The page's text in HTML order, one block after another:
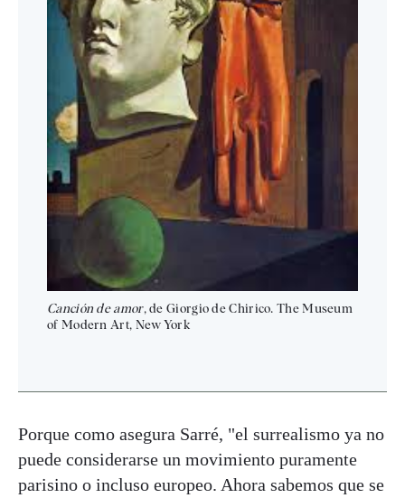
Canción de amor, de Giorgio de Chirico. The Museum
of Modern Art, New York
Porque como asegura Sarré, "el surrealismo ya no
puede considerarse un movimiento puramente
parisino o incluso europeo. Ahora sabemos que se